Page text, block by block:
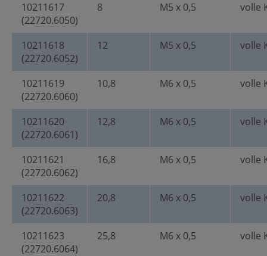
10211617
(22720.6050)
8 M5 x 0,5 volle
10211618
(22720.6052)
12 M5 x 0,5 volle
10211619
(22720.6060)
10,8 M6 x 0,5 volle
10211620
(22720.6061)
12,8 M6 x 0,5 volle
10211621
(22720.6062)
16,8 M6 x 0,5 volle
10211622
(22720.6063)
20,8 M6 x 0,5 volle
10211623
(22720.6064)
25,8 M6 x 0,5 volle